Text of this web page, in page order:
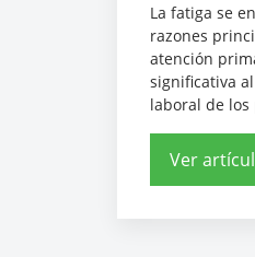
La fatiga se
razones
atención
significativa
laboral de los
Ver